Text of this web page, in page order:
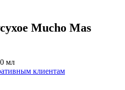
Mucho Mas
мл
клиентам